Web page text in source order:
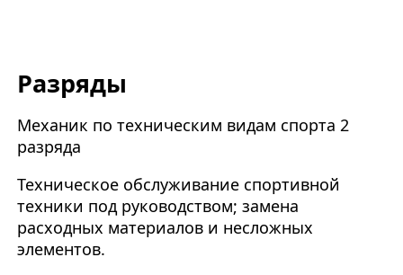
Разряды
Механик по техническим видам спорта 2
разряда
Техническое обслуживание спортивной
техники под руководством; замена
расходных материалов и несложных
элементов.